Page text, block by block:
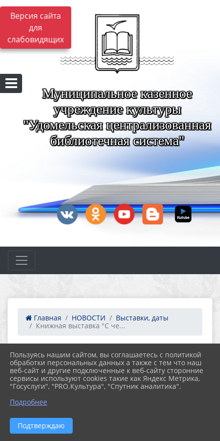
Версия сайта
для
слабовидящих
Муниципальное казенное
учреждение культуры
"Удомельская централизованная
библиотечная система"
Главная НОВОСТИ
Выставки, даты
Книжная выставка "С че...
10.06.2025 12:58 25
КНИЖНАЯ ВЫСТАВКА "С ЧЕГО
НАЧИНАЕТСЯ РОДИНА"
Пользуясь нашим сайтом, вы соглашаетесь с политикой
обработки персональных данных а также с тем что наш
веб-сайт и другие подключенные к веб-сайту сторонние
сервисы используют cookies такие как Яндекс Метрика,
"Госуслуги", "PRO.Культура", "Спутник аналитика".
Подробнее
Подтверждаю